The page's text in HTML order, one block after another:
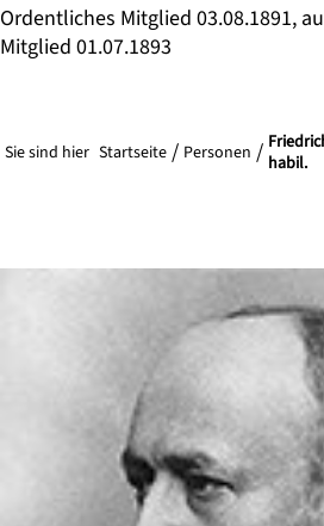
Ordentliches Mitglied 03.08.1891,
Mitglied 01.07.1893
Sie sind hier Startseite Personen
habil.